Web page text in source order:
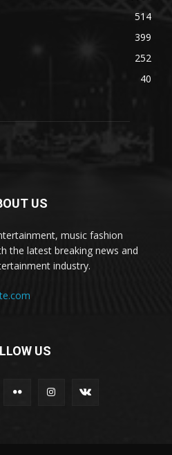
514
399
252
40
US
music fashion
the latest breaking news and
industry.
US